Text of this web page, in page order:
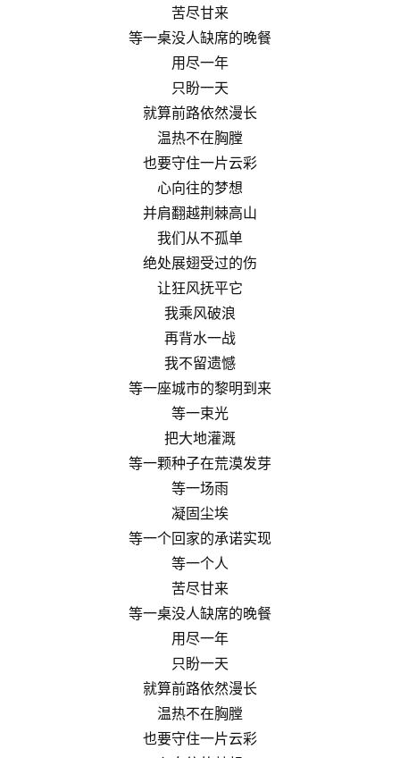
苦尽甘来
等一桌没人缺席的晚餐
用尽一年
只盼一天
就算前路依然漫长
温热不在胸膛
也要守住一片云彩
心向往的梦想
并肩翻越荆棘高山
我们从不孤单
绝处展翅受过的伤
让狂风抚平它
我乘风破浪
再背水一战
我不留遗憾
等一座城市的黎明到来
等一束光
把大地灌溉
等一颗种子在荒漠发芽
等一场雨
凝固尘埃
等一个回家的承诺实现
等一个人
苦尽甘来
等一桌没人缺席的晚餐
用尽一年
只盼一天
就算前路依然漫长
温热不在胸膛
也要守住一片云彩